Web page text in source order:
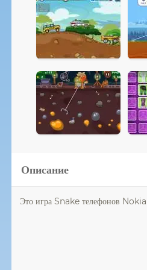
Описание
Это игра Snake телефонов